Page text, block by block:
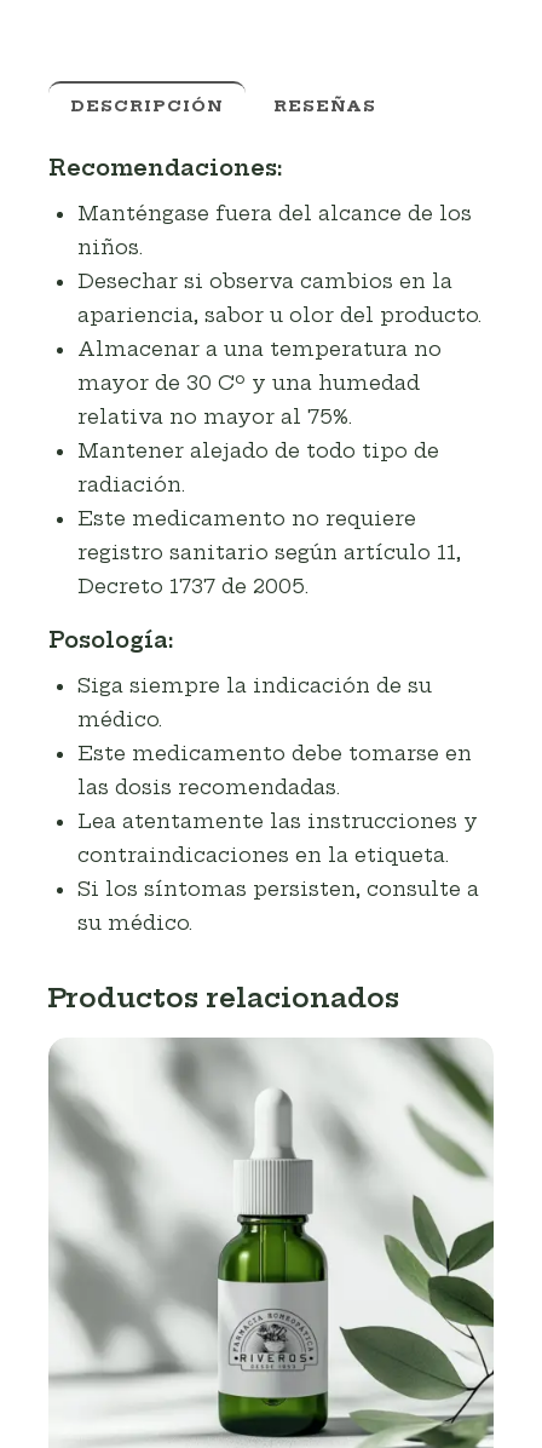
DESCRIPCIÓN RESEÑAS
Recomendaciones:
Manténgase fuera del alcance de los
niños.
Desechar si observa cambios en la
apariencia, sabor u olor del producto.
Almacenar a una temperatura no
mayor de 30 Cº y una humedad
relativa no mayor al 75%.
Mantener alejado de todo tipo de
radiación.
Este medicamento no requiere
registro sanitario según artículo 11,
Decreto 1737 de 2005.
Posología:
Siga siempre la indicación de su
médico.
Este medicamento debe tomarse en
las dosis recomendadas.
Lea atentamente las instrucciones y
contraindicaciones en la etiqueta.
Si los síntomas persisten, consulte a
su médico.
Productos relacionados